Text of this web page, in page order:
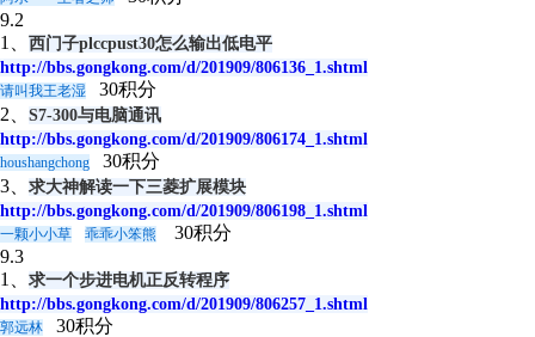
9.2
1、 西门子plccpust30怎么输出低电平
http://bbs.gongkong.com/d/201909/806136_1.shtml
请叫我王老湿
30积分
2、 S7-300与电脑通讯
http://bbs.gongkong.com/d/201909/806174_1.shtml
houshangchong
30积分
3、 求大神解读一下三菱扩展模块
http://bbs.gongkong.com/d/201909/806198_1.shtml
一颗小小草 乖乖小笨熊
30积分
9.3
1、 求一个步进电机正反转程序
http://bbs.gongkong.com/d/201909/806257_1.shtml
郭远林
30积分